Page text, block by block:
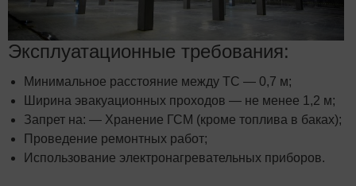
Эксплуатационные требования:
Минимальное расстояние между ТС — 0,7 м;
Ширина эвакуационных проходов — не менее 1,2 м;
Запрет на: — Хранение ГСМ (кроме топлива в баках);
Проведение ремонтных работ;
Использование электронагревательных приборов.